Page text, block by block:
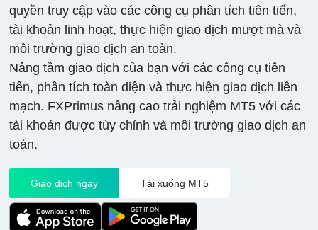
quyền truy cập vào các công cụ phân tích tiên tiến,
tài khoản linh hoạt, thực hiện giao dịch mượt mà và
môi trường giao dịch an toàn.
Nâng tầm giao dịch của bạn với các công cụ tiên
tiến, phân tích toàn diện và thực hiện giao dịch liền
mạch. FXPrimus nâng cao trải nghiệm MT5 với các
tài khoản được tùy chỉnh và môi trường giao dịch an
toàn.
Giao dịch ngay Tải xuống MT5